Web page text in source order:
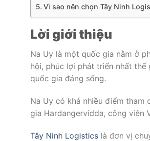
Vì sao nên chọn Tây Ninh
Lời giới thiệu
Na Uy là một quốc gia nằm ở
hội, phúc lợi phát triển nhất
quốc gia đáng sống.
Na Uy có khá nhiều điểm tham
gia Hardangervidda, công viên
Tây Ninh Logistics là đơn vị